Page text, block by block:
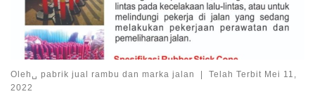
Oleh␣ pabrik jual rambu dan marka jalan Telah Terbit Mei 11,
2022